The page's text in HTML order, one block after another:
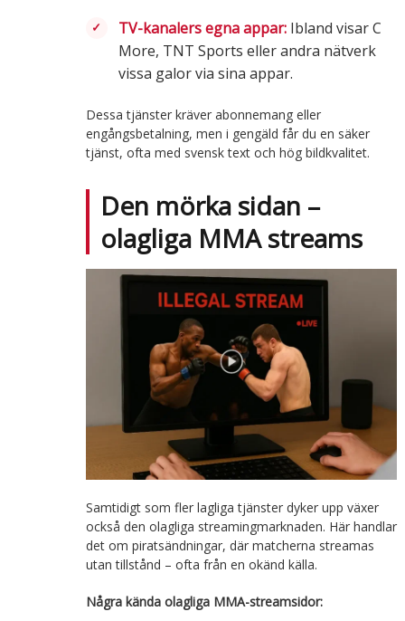
TV-kanalers egna appar:Ibland visar C
More, TNT Sports eller andra nätverk
vissa galor via sina appar.
Dessa tjänster kräver abonnemang eller
engångsbetalning, men i gengäld får du en säker
tjänst, ofta med svensk text och hög bildkvalitet.
Den mörka sidan –
olagliga MMA streams
Samtidigt som fler lagliga tjänster dyker upp växer
också den olagliga streamingmarknaden. Här handlar
det om piratsändningar, där matcherna streamas
utan tillstånd – ofta från en okänd källa.
Några kända olagliga MMA-streamsidor: